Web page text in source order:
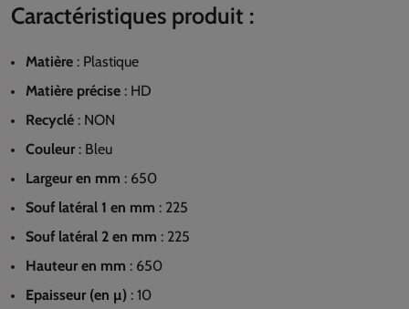
Caractéristiques produit :
Matière : Plastique
Matière précise : HD
Recyclé : NON
Couleur : Bleu
Largeur en mm : 650
Souf latéral 1 en mm : 225
Souf latéral 2 en mm : 225
Hauteur en mm : 650
Epaisseur (en µ) : 10